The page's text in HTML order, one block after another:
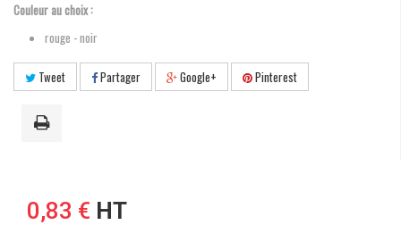
Couleur au choix :
rouge - noir
Tweet Partager Google+ Pinterest
0,83 € HT